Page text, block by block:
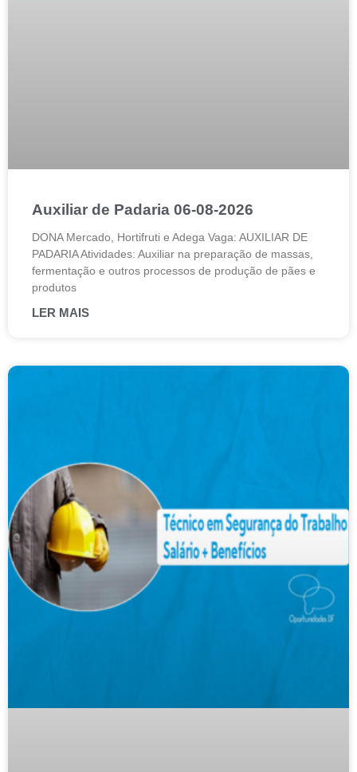
Auxiliar de Padaria 06-08-2026
DONA Mercado, Hortifruti e Adega Vaga: AUXILIAR DE
PADARIA Atividades: Auxiliar na preparação de massas,
fermentação e outros processos de produção de pães e
produtos
LER MAIS